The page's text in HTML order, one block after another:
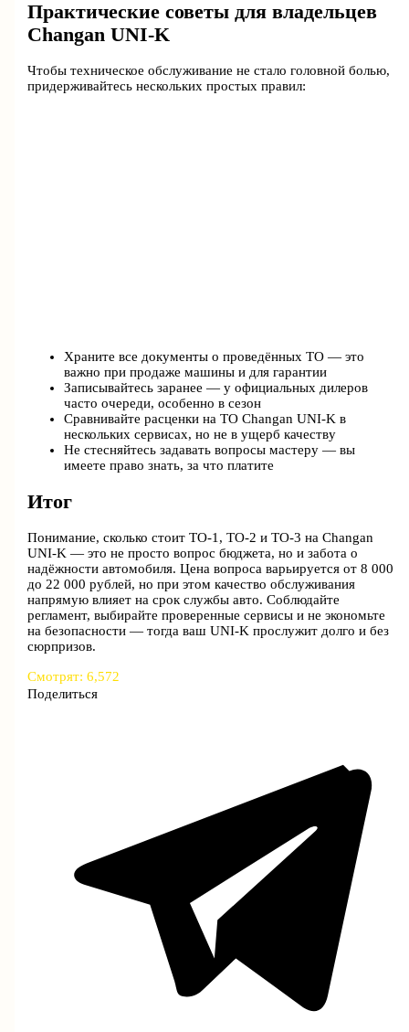
Практические советы для владельцев
Changan UNI-K
Чтобы техническое обслуживание не стало головной болью,
придерживайтесь нескольких простых правил:
Храните все документы о проведённых ТО — это
важно при продаже машины и для гарантии
Записывайтесь заранее — у официальных дилеров
часто очереди, особенно в сезон
Сравнивайте расценки на ТО Changan UNI-K в
нескольких сервисах, но не в ущерб качеству
Не стесняйтесь задавать вопросы мастеру — вы
имеете право знать, за что платите
Итог
Понимание, сколько стоит ТО-1, ТО-2 и ТО-3 на Changan
UNI-K — это не просто вопрос бюджета, но и забота о
надёжности автомобиля. Цена вопроса варьируется от 8 000
до 22 000 рублей, но при этом качество обслуживания
напрямую влияет на срок службы авто. Соблюдайте
регламент, выбирайте проверенные сервисы и не экономьте
на безопасности — тогда ваш UNI-K прослужит долго и без
сюрпризов.
Смотрят: 6,572
Поделиться